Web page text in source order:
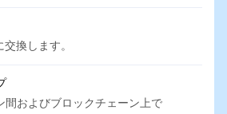
換します。
間およびブロックチェーン上で